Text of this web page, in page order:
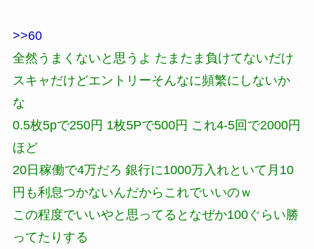
>>60
全然うまくないと思うよ たまたま負けてないだけ
スキャだけどエントリーそんなに頻繁にしないか
な
0.5枚5pで250円 1枚5Pで500円 これ4-5回で2000円
ほど
20日稼働で4万だろ 銀行に1000万入れといて月10
円も利息つかないんだからこれでいいのｗ
この程度でいいやと思ってるとなぜか100ぐらい勝
ってたりする